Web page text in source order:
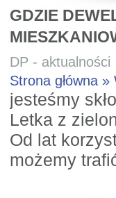
GDZIE
DP - aktualności
Strona główna
jesteśmy
Letka z
Od lat
możemy